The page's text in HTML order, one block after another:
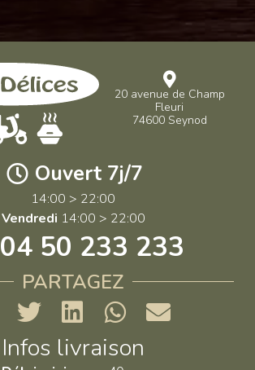
20 avenue de Champ
Fleuri
74600 Seynod
Ouvert 7j/7
14:00 > 22:00
Vendredi 14:00 > 22:00
04 50 233 233
PARTAGEZ
Infos livraison